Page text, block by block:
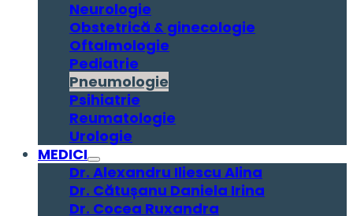
Neurologie
Obstetrică & ginecologie
Oftalmologie
Pediatrie
Pneumologie
Psihiatrie
Reumatologie
Urologie
MEDICI
Dr. Alexandru Iliescu Alina
Dr. Cătușanu Daniela Irina
Dr. Cocea Ruxandra